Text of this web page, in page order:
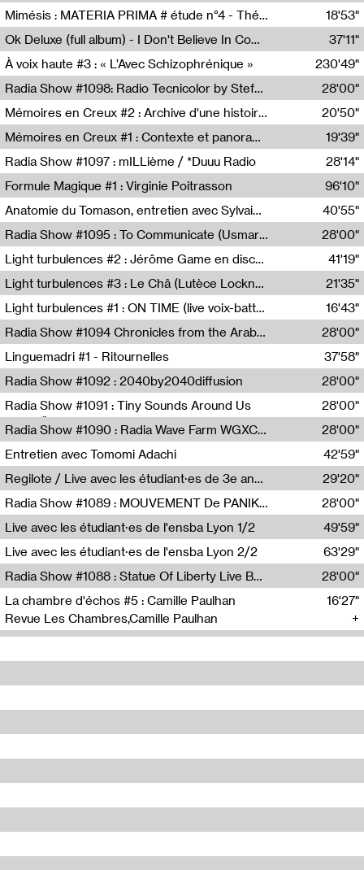
TEAFM
Mimésis : MATERIA PRIMA # étude n°4 - Théâtre de l’Aquarium
Francesco Russo,Scuola della Crisi
18'53"
Ok Deluxe (full album) - I Don't Believe In Computing
37'11"
À voix haute #3 : « L’Avec Schizophrénique »
230'49"
Radia Show #1098: Radio Tecnicolor by Stefan Nussbaumer & Georg Zichy (Radio Orange 94.0)
Radio Orange 94.0
28'00"
Mémoires en Creux #2 : Archive d'une histoire artistique
Sophie Auger-Grappin
20'50"
Mémoires en Creux #1 : Contexte et panorama
Sophie Auger-Grappin
19'39"
Radia Show #1097 : mILLième / *Duuu Radio
28'14"
Formule Magique #1 : Virginie Poitrasson
Nathalie Lacroix,Virginie Poitrasson
96'10"
Anatomie du Tomason, entretien avec Sylvain Cardonnel
Loraine Baud,Sylvain Cardonnel
40'55"
Radia Show #1095 : To Communicate (Usmaradio)
Usmaradio
28'00"
Light turbulences #2 : Jérôme Game en discussion avec Thomas Corlin
41'19"
Light turbulences #3 : Le Châ (Lutèce Lockness)
Lutèce Lockness
21'35"
Light turbulences #1 : ON TIME (live voix-batterie) avec Jérôme Game & Jean-Michel Espitallier
Jérôme Game,Jean-Michel Espitallier
16'43"
Radia Show #1094 Chronicles from the Arab Cold War by Ghazi Barakat
Reboot.fm
28'00"
Linguemadri #1 - Ritournelles
Meris Angioletti
37'58"
Radia Show #1092 : 2040by2040diffusion
Diffusion FM
28'00"
Radia Show #1091 : Tiny Sounds Around Us
Radio Študent
28'00"
Radia Show #1090 : Radia Wave Farm WGXC Corey De Juan Sherrard Jr Startalk
Wave Farm
28'00"
Entretien avec Tomomi Adachi
Tomomi Adachi,Loraine Baud
42'59"
Regilote / Live avec les étudiant·es de 3e année de l'EMA
Nima Henryon,Athéna Noël,Amir Genillon,Ibourayane Ahmadi,Manelle Cherrih,Honorine Gibello,John Weeber,Manon Joseph
29'20"
Radia Show #1089 : MOUVEMENT De PANIK (Radio Panik)
Radio Panik
28'00"
Live avec les étudiant·es de l'ensba Lyon 1/2
49'59"
Live avec les étudiant·es de l'ensba Lyon 2/2
63'29"
Radia Show #1088 : Statue Of Liberty Live By Ed Baxter (Resonance)
Resonance
28'00"
La chambre d'échos #5 : Camille Paulhan
Revue Les Chambres,Camille Paulhan
16'27"